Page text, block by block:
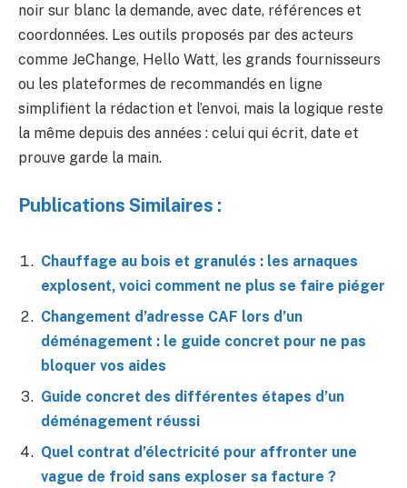
noir sur blanc la demande, avec date, références et
coordonnées. Les outils proposés par des acteurs
comme JeChange, Hello Watt, les grands fournisseurs
ou les plateformes de recommandés en ligne
simplifient la rédaction et l’envoi, mais la logique reste
la même depuis des années : celui qui écrit, date et
prouve garde la main.
Publications Similaires :
Chauffage au bois et granulés : les arnaques
explosent, voici comment ne plus se faire piéger
Changement d’adresse CAF lors d’un
déménagement : le guide concret pour ne pas
bloquer vos aides
Guide concret des différentes étapes d’un
déménagement réussi
Quel contrat d’électricité pour affronter une
vague de froid sans exploser sa facture ?